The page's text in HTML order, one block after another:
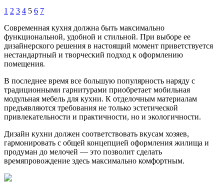
1 2 3 4 5 6 7
Современная кухня должна быть максимально
функциональной, удобной и стильной. При выборе ее
дизайнерского решения в настоящий момент приветствуется
нестандартный и творческий подход к оформлению
помещения.
В последнее время все большую популярность наряду с
традиционными гарнитурами приобретает мобильная
модульная мебель для кухни. К отделочным материалам
предъявляются требования не только эстетической
привлекательности и практичности, но и экологичности.
Дизайн кухни должен соответствовать вкусам хозяев,
гармонировать с общей концепцией оформления жилища и
продуман до мелочей — это позволит сделать
времяпровождение здесь максимально комфортным.